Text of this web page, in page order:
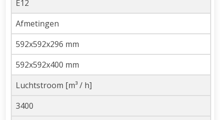
E12
Afmetingen
592x592x296 mm
592x592x400 mm
Luchtstroom [m³ / h]
3400